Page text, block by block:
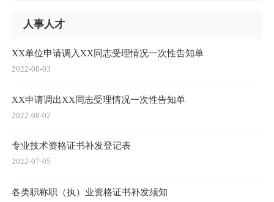
人事人才
XX单位申请调入XX同志受理情况一次性告知单
2022-08-03
XX申请调出XX同志受理情况一次性告知单
2022-08-02
专业技术资格证书补发登记表
2022-07-05
各类职称职（执）业资格证书补发须知